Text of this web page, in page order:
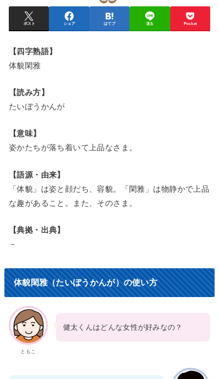
ポスト シェア はてブ 送る Pocket
【四字熟語】
体貌閑雅
【読み方】
たいぼうかんが
【意味】
姿かたちが落ち着いて上品なさま。
【語源・由来】
「体貌」は姿と顔だち、容貌。「閑雅」は物静かで上品
な趣があること。また、そのさま。
【典拠・出典】
－
体貌閑雅（たいぼうかんが）の使い方
ともこ
健太くんはどんな女性が好みなの？